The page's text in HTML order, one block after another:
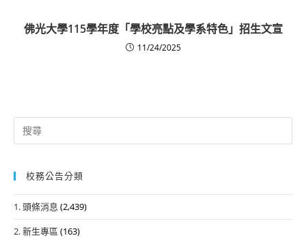
佛光大學115學年度「學校亮點及學系特色」招生文宣
11/24/2025
Search
for:
校務公告分類
1. 頭條消息 (2,439)
2. 新生專區 (163)